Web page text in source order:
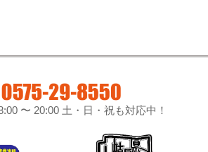
〜 20:00 土・日・祝も対応中！